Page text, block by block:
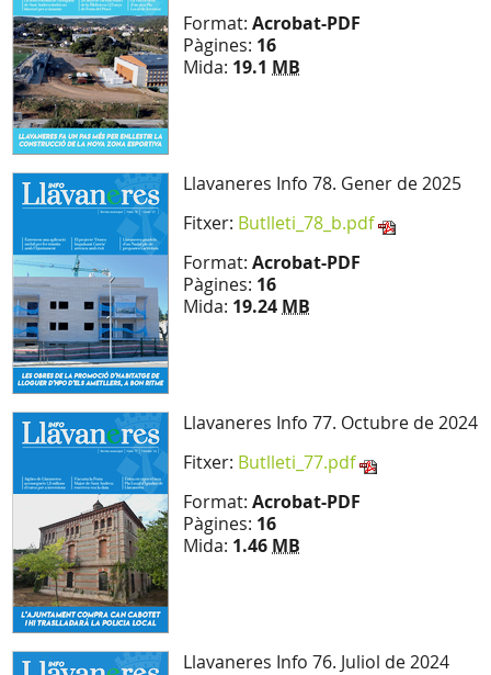
Format: Acrobat-PDF
Pàgines: 16
Mida: 19.1 MB
Llavaneres Info 78. Gener de 2025
Fitxer: Butlleti_78_b.pdf
Format: Acrobat-PDF
Pàgines: 16
Mida: 19.24 MB
Llavaneres Info 77. Octubre de 2024
Fitxer: Butlleti_77.pdf
Format: Acrobat-PDF
Pàgines: 16
Mida: 1.46 MB
Llavaneres Info 76. Juliol de 2024